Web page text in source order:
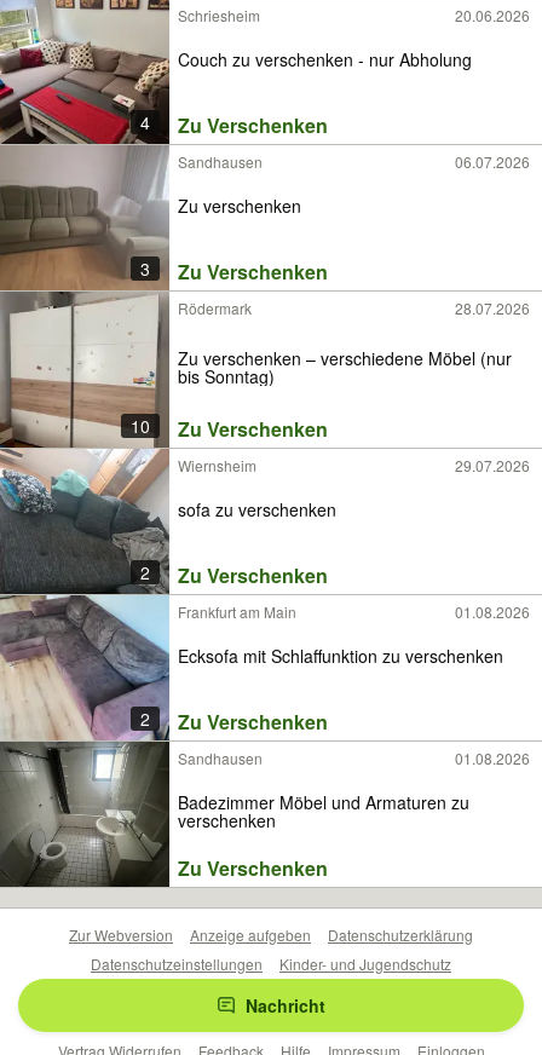
4
Schriesheim 20.06.2026
Couch zu verschenken - nur Abholung
Zu Verschenken
3
Sandhausen 06.07.2026
Zu verschenken
Zu Verschenken
10
Rödermark 28.07.2026
Zu verschenken – verschiedene Möbel (nur
bis Sonntag)
Zu Verschenken
2
Wiernsheim 29.07.2026
sofa zu verschenken
Zu Verschenken
2
Frankfurt am Main 01.08.2026
Ecksofa mit Schlaffunktion zu verschenken
Zu Verschenken
Sandhausen 01.08.2026
Badezimmer Möbel und Armaturen zu
verschenken
Zu Verschenken
Nachricht
Zur Webversion Anzeige aufgeben
Datenschutzerklärung
Datenschutzeinstellungen
Kinder- und Jugendschutz
Barrierefreiheitserklärung
Vertrag Widerrufen
Feedback Hilfe Impressum Einloggen